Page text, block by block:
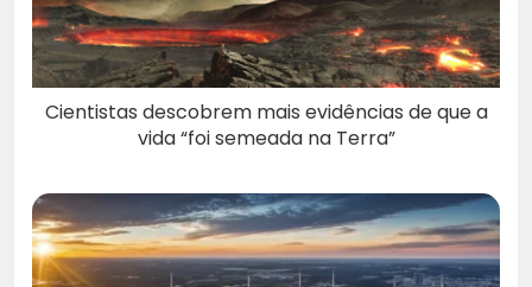
Cientistas descobrem mais evidências de que a
vida “foi semeada na Terra”